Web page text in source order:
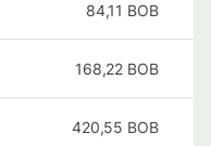
84,11 BOB
168,22 BOB
420,55 BOB